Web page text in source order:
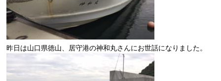
昨日は山口県徳山、居守港の神和丸さんにお世話になりました。